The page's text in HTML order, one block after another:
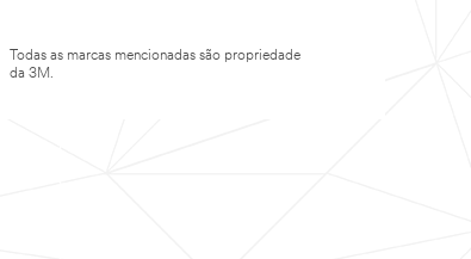
Todas as marcas mencionadas são propriedade
da 3M.